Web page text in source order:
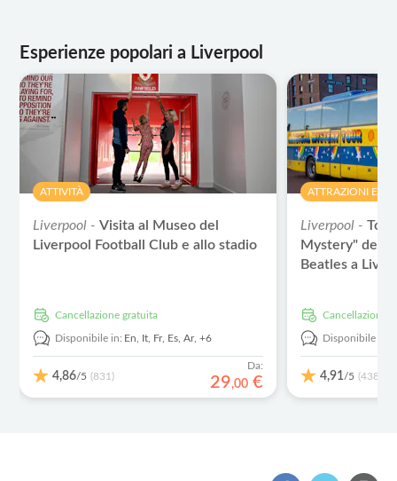
Esperienze popolari a Liverpool
ATTIVITÀ
Liverpool -Visita al Museo del
Liverpool Football Club e allo stadio
Cancellazione gratuita
Disponibile in: En, It, Fr, Es,Ar,+6
4,86/5 (831)
Da:
29,00 €
ATTRAZIONI E
Liverpool -
Mystery" dei
Beatles a
Cancellazione
Disponibile in:
4,91/5 (438)